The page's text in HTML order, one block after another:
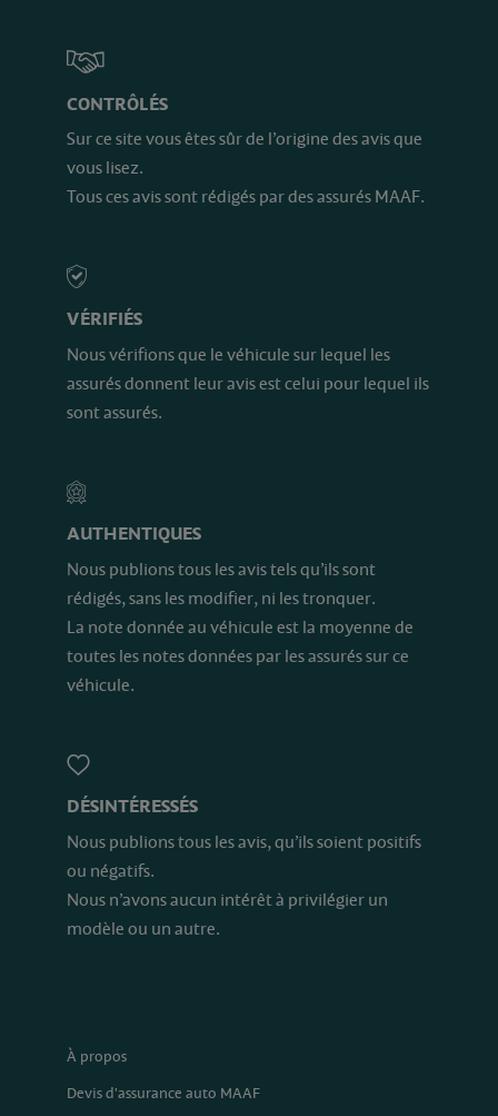
CONTRÔLÉS
Sur ce site vous êtes sûr de l’origine des avis que
vous lisez.
Tous ces avis sont rédigés par des assurés MAAF.
VÉRIFIÉS
Nous vérifions que le véhicule sur lequel les
assurés donnent leur avis est celui pour lequel ils
sont assurés.
AUTHENTIQUES
Nous publions tous les avis tels qu’ils sont
rédigés, sans les modifier, ni les tronquer.
La note donnée au véhicule est la moyenne de
toutes les notes données par les assurés sur ce
véhicule.
DÉSINTÉRESSÉS
Nous publions tous les avis, qu’ils soient positifs
ou négatifs.
Nous n’avons aucun intérêt à privilégier un
modèle ou un autre.
À propos
Devis d'assurance auto MAAF